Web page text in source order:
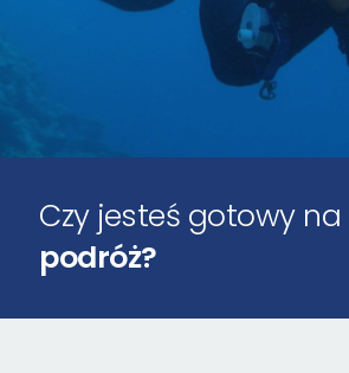
Czy jesteś gotowy na
podróż?